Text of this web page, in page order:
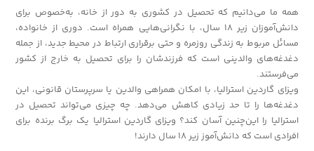
همه ما می‌دانیم که تحصیل در کشوری به دور از خانه، به‌خصوص برای
دانش‌آموزان زیر ۱۸ سال، با نگرانی‌هایی همراه است. دوری از خانواده،
مسائل مربوط به زندگی روزمره و حتی برقراری ارتباط در محیط جدید، از جمله
دغدغه‌های والدینی است که فرزندشان را برای تحصیل به خارج از کشور
می‌فرستند.
ویزای گاردین استرالیا، با امکان همراهی والدین یا سرپرستان قانونی، این
دغدغه‌ها را تا حد زیادی کاهش می‌دهد. چه چیزی می‌تواند تحصیل در
استرالیا را این‌چنین آسان کند؟ ویزای گاردین استرالیا یک برگ برنده برای
افرادی است که دانش‌آموز زیر ۱۸ سال دارند!